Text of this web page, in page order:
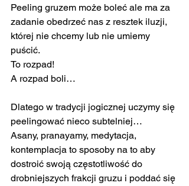
Peeling gruzem może boleć ale ma za
zadanie obedrzeć nas z resztek iluzji,
której nie chcemy lub nie umiemy
puścić.
To rozpad!
A rozpad boli…
Dlatego w tradycji jogicznej uczymy się
peelingować nieco subtelniej…
Asany, pranayamy, medytacja,
kontemplacja to sposoby na to aby
dostroić swoją częstotliwość do
drobniejszych frakcji gruzu i poddać się